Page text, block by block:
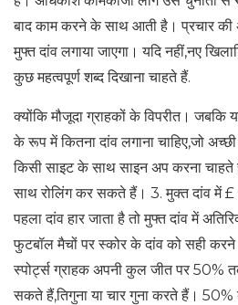
बाद काम करने के साथ आती है। प्रचार की
मुफ्त दांव लगाया जाएगा। यदि नहीं,नए
कुछ महत्वपूर्ण शब्द दिखाना चाहते हैं.
क्योंकि मौजूदा ग्राहकों के विपरीत। जबकि
के रूप में कितना दांव लगाना चाहिए,जो
किसी साइट के साथ साइन अप करना
साथ रोलिंग कर सकते हैं। 3. मुक्त दांव में
पहला दांव हार जाता है तो मुफ्त दांव में
फुटबॉल मैचों पर स्कोर के दांव को सही
स्पोर्ट्स ग्राहक अपनी कुल जीत पर 50%
सकते हैं,तिगुना या चार गुना करते हैं। 50%